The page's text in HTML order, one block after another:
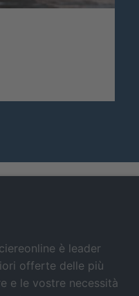
è leader
offerte delle più
e le vostre necessità